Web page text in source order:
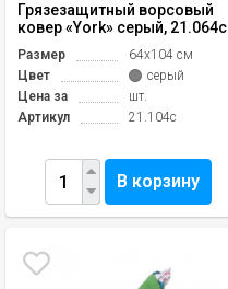
Грязезащитный ворсовый
ковер «York» серый, 21.064с
Размер
64х104 см
Цвет
серый
Цена за
шт.
Артикул
21.104с
В корзину